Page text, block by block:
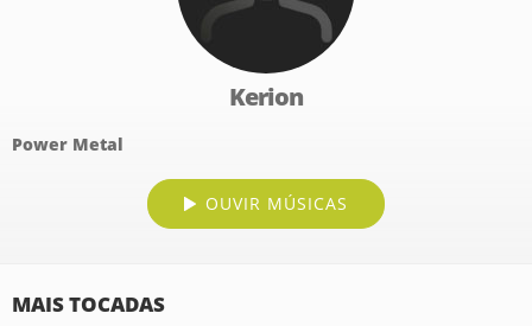
Kerion
Power Metal
OUVIR MÚSICAS
MAIS TOCADAS